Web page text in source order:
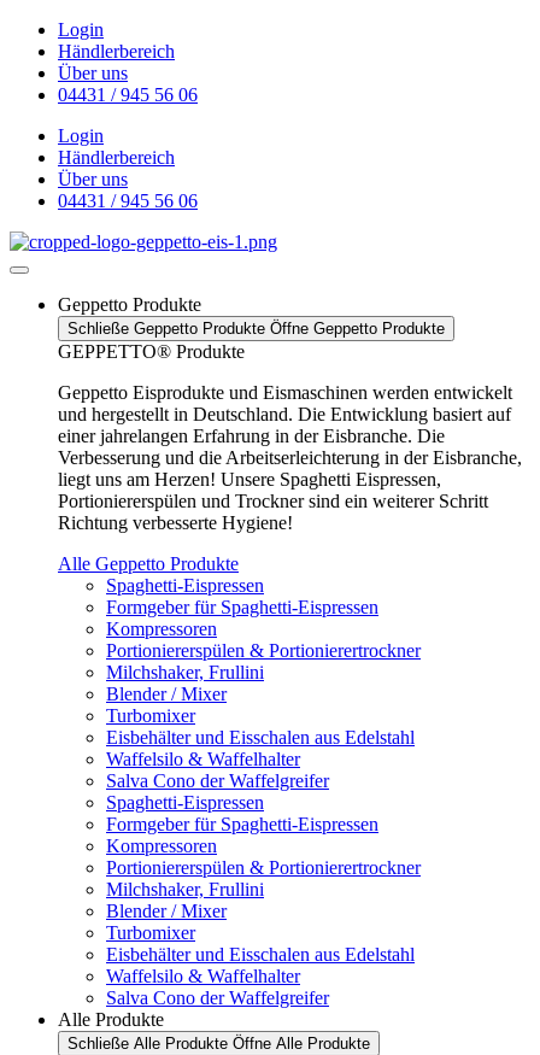
Zum
Inhalt
wechseln
Login
Händlerbereich
Über uns
04431 / 945 56 06
Login
Händlerbereich
Über uns
04431 / 945 56 06
Geppetto Produkte
Schließe Geppetto Produkte Öffne Geppetto Produkte
GEPPETTO® Produkte
Geppetto Eisprodukte und Eismaschinen werden entwickelt
und hergestellt in Deutschland. Die Entwicklung basiert auf
einer jahrelangen Erfahrung in der Eisbranche. Die
Verbesserung und die Arbeitserleichterung in der Eisbranche,
liegt uns am Herzen! Unsere Spaghetti Eispressen,
Portioniererspülen und Trockner sind ein weiterer Schritt
Richtung verbesserte Hygiene!
Alle Geppetto Produkte
Spaghetti-Eispressen
Formgeber für Spaghetti-Eispressen
Kompressoren
Portioniererspülen & Portionierertrockner
Milchshaker, Frullini
Blender / Mixer
Turbomixer
Eisbehälter und Eisschalen aus Edelstahl
Waffelsilo & Waffelhalter
Salva Cono der Waffelgreifer
Spaghetti-Eispressen
Formgeber für Spaghetti-Eispressen
Kompressoren
Portioniererspülen & Portionierertrockner
Milchshaker, Frullini
Blender / Mixer
Turbomixer
Eisbehälter und Eisschalen aus Edelstahl
Waffelsilo & Waffelhalter
Salva Cono der Waffelgreifer
Alle Produkte
Schließe Alle Produkte Öffne Alle Produkte